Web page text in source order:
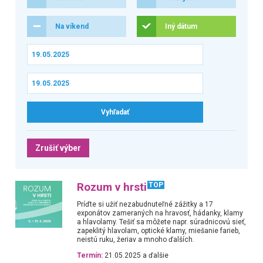
Na víkend Iný dátum
Zrušiť výber
Rozum v hrsti TOP
Príďte si užiť nezabudnuteľné zážitky a 17
exponátov zameraných na hravosť, hádanky, klamy
a hlavolamy. Tešiť sa môžete napr. súradnicovú sieť,
zapeklitý hlavolam, optické klamy, miešanie farieb,
neistú ruku, žeriav a mnoho ďalších.
Termín: 21.05.2025 a ďalšie